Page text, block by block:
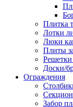
Плитка
Лотки
Люки
Плиты
Доски/
Ограждения
Забор